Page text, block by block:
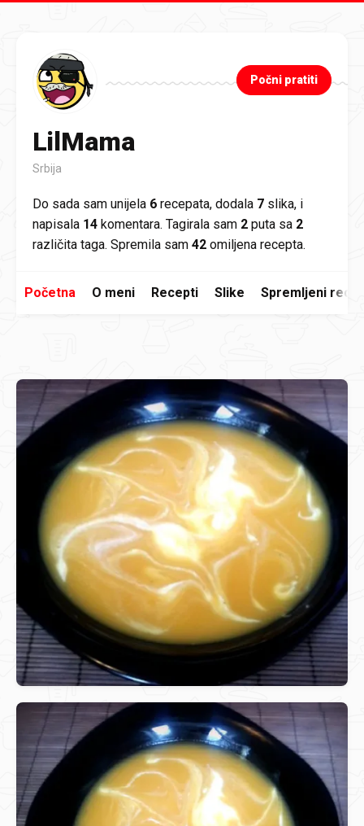
LilMama
Srbija
Počni pratiti
Do sada sam unijela 6 recepata, dodala 7 slika, i
napisala 14 komentara. Tagirala sam 2 puta sa 2
različita taga. Spremila sam 42 omiljena recepta.
Početna O meni Recepti Slike Spremljeni